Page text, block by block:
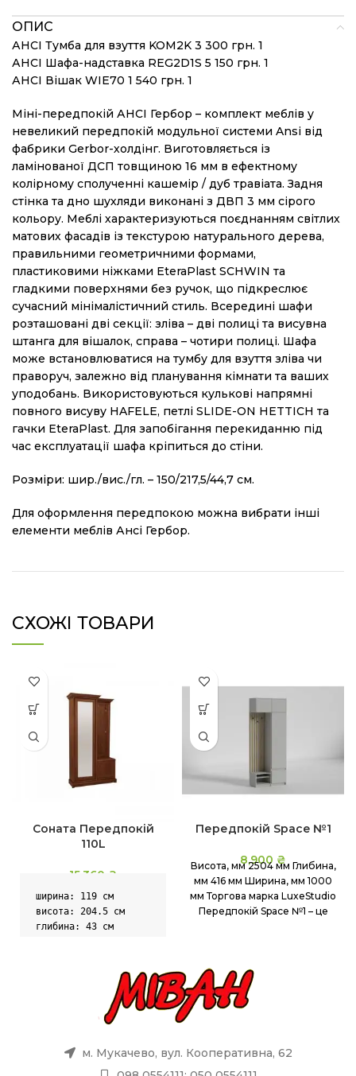
ОПИС
АНСІ Тумба для взуття KOM2K 3 300 грн. 1
АНСІ Шафа-надставка REG2D1S 5 150 грн. 1
АНСІ Вішак WIE70 1 540 грн. 1
Міні-передпокій АНСІ Гербор – комплект меблів у
невеликий передпокій модульної системи Ansi від
фабрики Gerbor-холдiнг. Виготовляється із
ламінованої ДСП товщиною 16 мм в ефектному
колірному сполученні кашемір / дуб травіата. Задня
стінка та дно шухляди виконані з ДВП 3 мм сірого
кольору. Меблі характеризуються поєднанням світлих
матових фасадів із текстурою натурального дерева,
правильними геометричними формами,
пластиковими ніжками EteraPlast SCHWIN та
гладкими поверхнями без ручок, що підкреслює
сучасний мінімалістичний стиль. Всередині шафи
розташовані дві секції: зліва – дві полиці та висувна
штанга для вішалок, справа – чотири полиці. Шафа
може встановлюватися на тумбу для взуття зліва чи
праворуч, залежно від планування кімнати та ваших
уподобань. Використовуються кулькові напрямні
повного висуву HAFELE, петлі SLIDE-ON HETTICH та
гачки EteraPlast. Для запобігання перекиданню під
час експлуатації шафа кріпиться до стіни.
Розміри: шир./вис./гл. – 150/217,5/44,7 см.
Для оформлення передпокою можна вибрати інші
елементи меблів Ансі Гербор.
СХОЖІ ТОВАРИ
Соната Передпокій
110L
15,360 ₴
ширина: 119 см
висота: 204.5 см
глибина: 43 см
Передпокій Space №1
8,900 ₴
Висота, мм 2504 мм Глибина,
мм 416 мм Ширина, мм 1000
мм Торгова марка LuxeStudio
Передпокій Space №1 – це
м. Мукачево, вул. Кооперативна, 62